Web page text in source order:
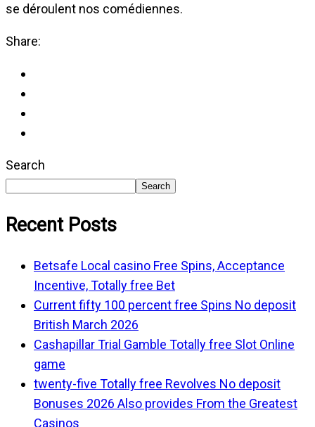
se déroulent nos comédiennes.
Share:
Search
Search
Recent Posts
Betsafe Local casino Free Spins, Acceptance
Incentive, Totally free Bet
Current fifty 100 percent free Spins No deposit
British March 2026
Cashapillar Trial Gamble Totally free Slot Online
game
twenty-five Totally free Revolves No deposit
Bonuses 2026 Also provides From the Greatest
Casinos